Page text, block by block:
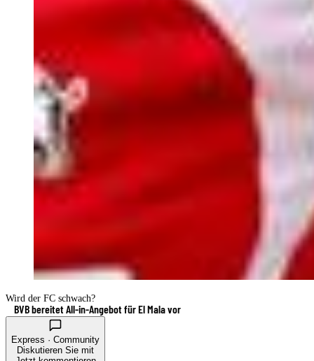
Wird der FC schwach?
BVB bereitet All-in-Angebot für El Mala vor
Express · Community
Diskutieren Sie mit